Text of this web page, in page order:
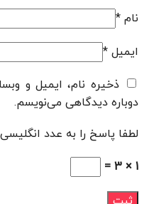
نام *
ایمیل *
ذخیره نام، ایمیل و
دوباره دیدگاهی می‌نویسم.
لطفا پاسخ را به عدد
1 × 3 =